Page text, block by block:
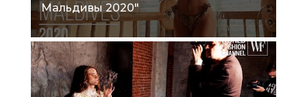
Мальдивы 2020"